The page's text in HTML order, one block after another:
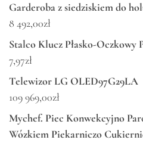
Garderoba z siedziskiem do
8 492,00zł
Stalco Klucz Płasko-Oczkowy
7,97zł
Telewizor LG OLED97G29LA
109 969,00zł
Mychef. Piec Konwekcyjno
Wózkiem Piekarniczo